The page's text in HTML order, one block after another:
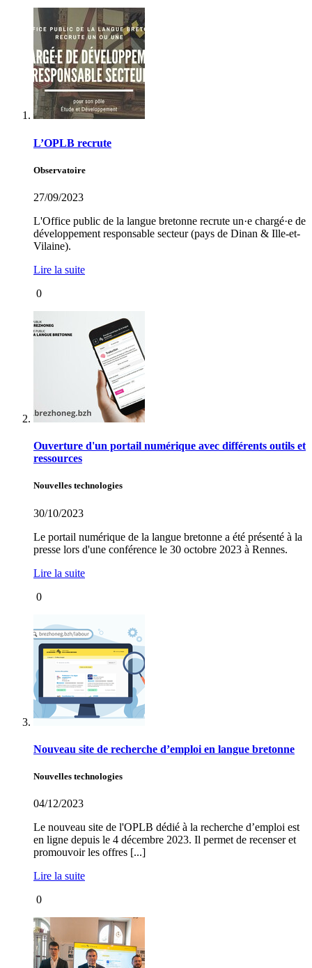
L’OPLB recrute
Observatoire
27/09/2023
L'Office public de la langue bretonne recrute un·e chargé·e de
développement responsable secteur (pays de Dinan & Ille-et-
Vilaine).
Lire la suite
0
Ouverture d'un portail numérique avec différents outils et
ressources
Nouvelles technologies
30/10/2023
Le portail numérique de la langue bretonne a été présenté à la
presse lors d'une conférence le 30 octobre 2023 à Rennes.
Lire la suite
0
Nouveau site de recherche d’emploi en langue bretonne
Nouvelles technologies
04/12/2023
Le nouveau site de l'OPLB dédié à la recherche d’emploi est
en ligne depuis le 4 décembre 2023. Il permet de recenser et
promouvoir les offres [...]
Lire la suite
0